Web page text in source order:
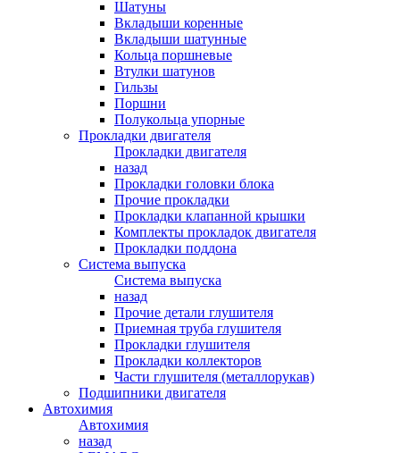
Шатуны
Вкладыши коренные
Вкладыши шатунные
Кольца поршневые
Втулки шатунов
Гильзы
Поршни
Полукольца упорные
Прокладки двигателя
Прокладки двигателя
назад
Прокладки головки блока
Прочие прокладки
Прокладки клапанной крышки
Комплекты прокладок двигателя
Прокладки поддона
Система выпуска
Система выпуска
назад
Прочие детали глушителя
Приемная труба глушителя
Прокладки глушителя
Прокладки коллекторов
Части глушителя (металлорукав)
Подшипники двигателя
Автохимия
Автохимия
назад